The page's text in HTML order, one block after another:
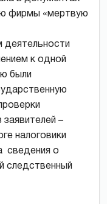
фирмы «мертвую
деятельности
к одной
были
заявителей –
налоговики
сведения о
следственный